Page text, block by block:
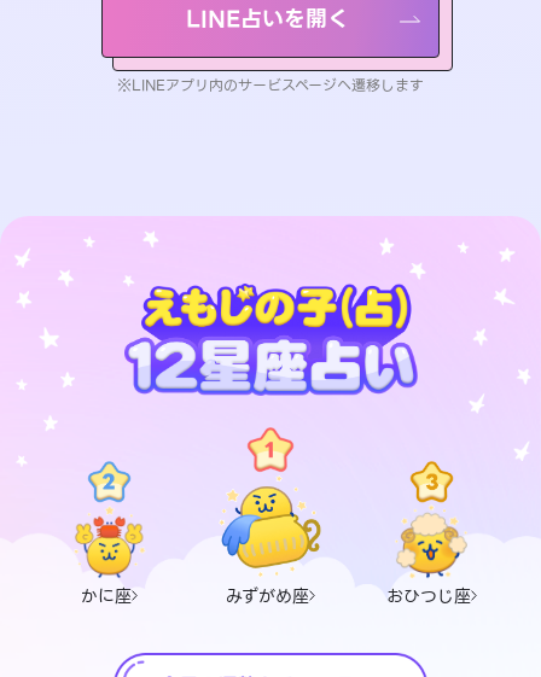
LINE占いを開く
※LINEアプリ内のサービスページへ遷移します
かに座 みずがめ座 おひつじ座